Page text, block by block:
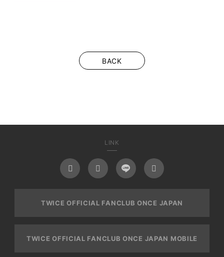
BACK
LINK
TWICE OFFICIAL FANCLUB ONCE JAPAN
TWICE OFFICIAL FANCLUB ONCE JAPAN MOBILE